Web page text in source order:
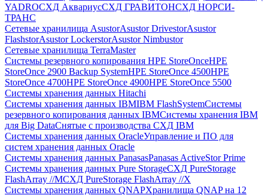
YADROСХД АквариусСХД ГРАВИТОНСХД НОРСИ-
ТРАНС
Сетевые хранилища AsustorAsustor DrivestorAsustor
FlashstorAsustor LockerstorAsustor Nimbustor
Сетевые хранилища TerraMaster
Системы резервного копирования HPE StoreOnceHPE
StoreOnce 2900 Backup SystemHPE StoreOnce 4500HPE
StoreOnce 4700HPE StoreOnce 4900HPE StoreOnce 5500
Системы хранения данных Hitachi
Системы хранения данных IBMIBM FlashSystemСистемы
резервного копирования данных IBMСистемы хранения IBM
для Big DataСнятые с производства СХД IBM
Системы хранения данных OracleУправление и ПО для
систем хранения данных Oracle
Системы хранения данных PanasasPanasas ActiveStor Prime
Системы хранения данных Pure StorageСХД PureStorage
FlashArray //MСХД PureStorage FlashArray //X
Системы хранения данных QNAPХранилища QNAP на 12